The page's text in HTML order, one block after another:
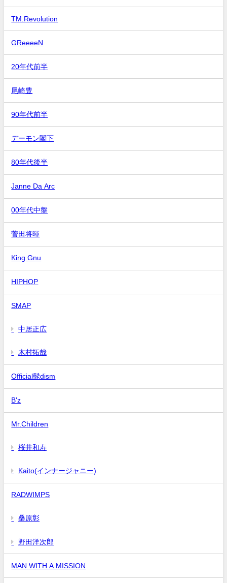
TM.Revolution
GReeeeN
20年代前半
尾崎豊
90年代前半
デーモン閣下
80年代後半
Janne Da Arc
00年代中盤
菅田将暉
King Gnu
HIPHOP
SMAP
中居正広
木村拓哉
Official髭dism
B'z
Mr.Children
桜井和寿
Kaito(インナージャニー)
RADWIMPS
桑原彰
野田洋次郎
MAN WITH A MISSION